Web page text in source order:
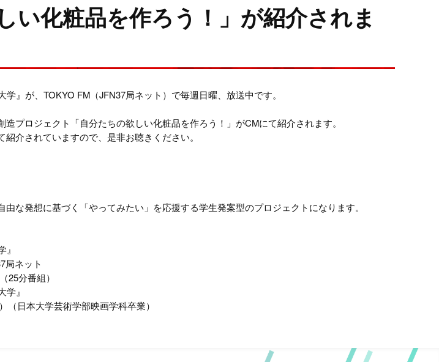
い化粧品を作ろう！」が紹介されま
』が、TOKYO FM（JFN37局ネット）で毎週日曜、放送中です。
プロジェクト「自分たちの欲しい化粧品を作ろう！」がCMにて紹介されます。
介されていますので、是非お聴きください。
な発想に基づく「やってみたい」を応援する学生発案型のプロジェクトになります。
局ネット
分番組）
』
日本大学芸術学部映画学科卒業）